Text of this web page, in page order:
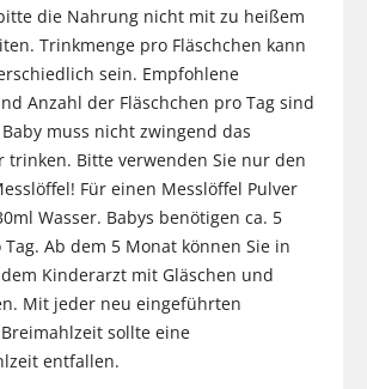
die Nahrung nicht mit zu heißem
Trinkmenge pro Fläschchen kann
sein. Empfohlene
Anzahl der Fläschchen pro Tag sind
muss nicht zwingend das
trinken. Bitte verwenden Sie nur den
Für einen Messlöffel Pulver
Wasser. Babys benötigen ca. 5
Ab dem 5 Monat können Sie in
Kinderarzt mit Gläschen und
Mit jeder neu eingeführten
sollte eine
entfallen.